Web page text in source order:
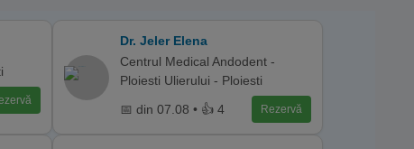
Dr. Jeler Elena
Centrul Medical Andodent -
Ploiesti Ulierului - Ploiesti
📅 din 07.08 • 👍 4
Rezervă